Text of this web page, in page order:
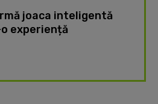
joaca inteligentă
experiență